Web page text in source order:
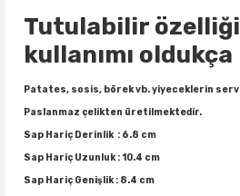
Tutulabilir
kullanımı
Patates, sosis, börek vb. yiyeceklerin
Paslanmaz çelikten üretilmektedir.
Sap Hariç Derinlik : 6.8 cm
Sap Hariç Uzunluk : 10.4 cm
Sap Hariç Genişlik : 8.4 cm